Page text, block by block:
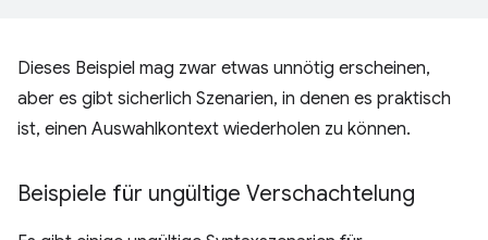
Dieses Beispiel mag zwar etwas unnötig erscheinen,
aber es gibt sicherlich Szenarien, in denen es praktisch
ist, einen Auswahlkontext wiederholen zu können.
Beispiele für ungültige Verschachtelung